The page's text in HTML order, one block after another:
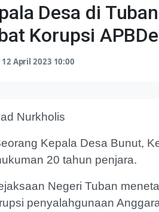
Desa di
Korupsi
12 April 2023 10:00
Nurkholis
Kepala Desa Bunut,
20 tahun penjara.
Negeri Tuban
penyalahgunaan